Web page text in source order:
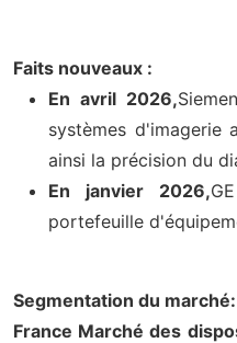
Faits nouveaux :
En avril 2026,
systèmes d'imagerie
ainsi la précision du
En janvier 2026,
portefeuille
Segmentation du marché:
France Marché des